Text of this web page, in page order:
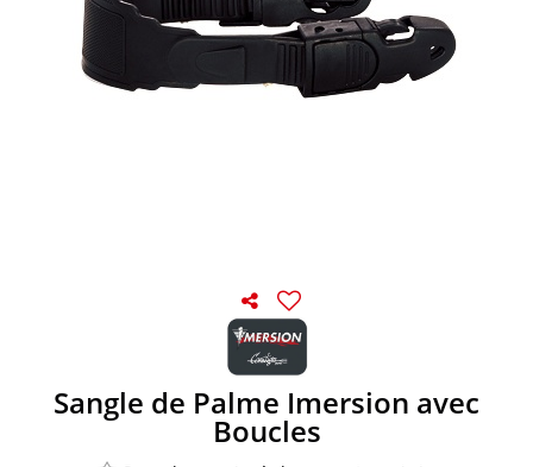
Sangle de Palme Imersion avec
Boucles